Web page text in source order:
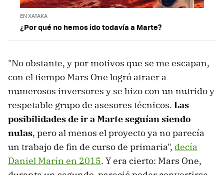
EN XATAKA
¿Por qué no hemos ido todavía a Marte?
"No obstante, y por motivos que se me escapan,
con el tiempo Mars One logró atraer a
numerosos inversores y se hizo con un nutrido y
respetable grupo de asesores técnicos. Las
posibilidades de ir a Marte seguían siendo
nulas, pero al menos el proyecto ya no parecía
un trabajo de fin de curso de primaria", decía
Daniel Marín en 2015. Y era cierto: Mars One,